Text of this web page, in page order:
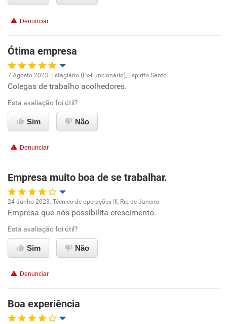
Benefícios
Recomenda esta empresa
Recomenda a diretoria
Denunciar
Ótima empresa
Oportunidade de promoção
Ambiente de trabalho
Benefícios
Recomenda esta empresa
Recomenda a diretoria
7 Agosto 2023. Estagiário (Ex-Funcionário), Espírito Santo
Colegas de trabalho acolhedores.
Esta avaliação foi útil?
Sim Não
Denunciar
Empresa muito boa de se trabalhar.
Oportunidade de promoção
Ambiente de trabalho
Benefícios
Recomenda esta empresa
24 Junho 2023. Técnico de operações III, Rio de Janeiro
Empresa que nós possibilita crescimento.
Esta avaliação foi útil?
Sim Não
Denunciar
Boa experiência